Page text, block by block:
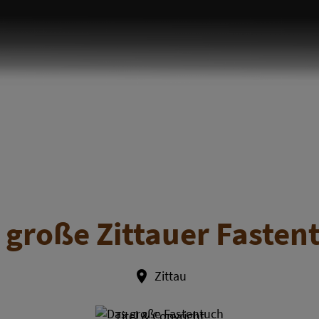
große Zittauer
Zittau